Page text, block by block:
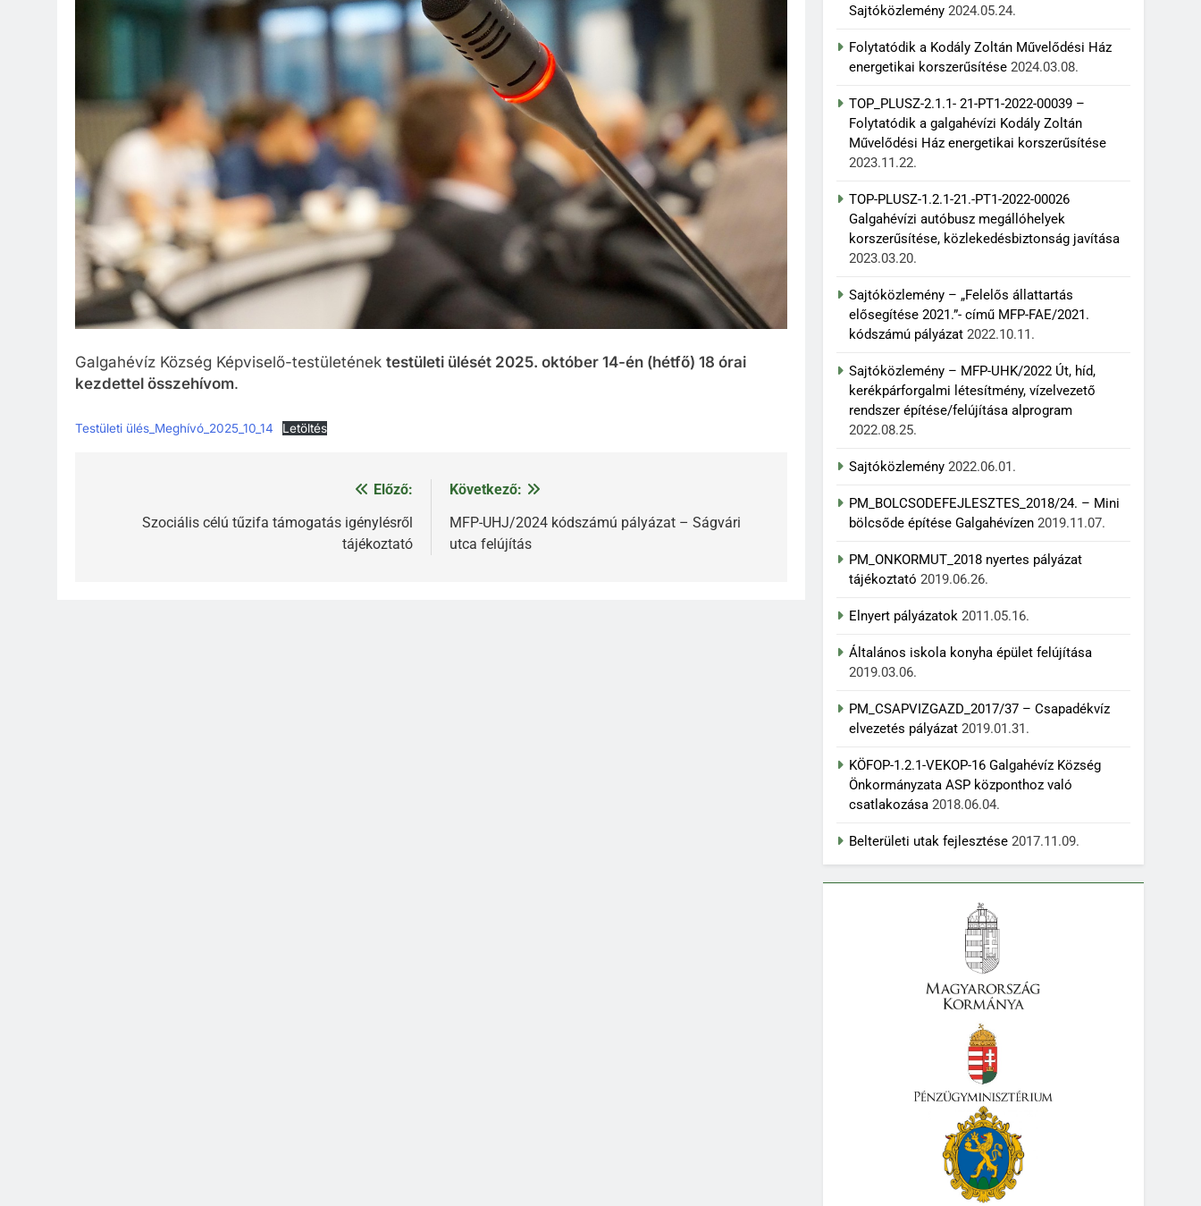
Galgahévíz Község Képviselő-testületének testületi ülését 2025. október 14-én (hétfő) 18 órai
kezdettel összehívom.
Testületi ülés_Meghívó_2025_10_14 Letöltés
navigáció
Előző:
Szociális célú tűzifa támogatás igénylésről
tájékoztató
Következő:
MFP-UHJ/2024 kódszámú pályázat – Ságvári
utca felújítás
Sajtóközlemény 2024.05.24.
Folytatódik a Kodály Zoltán Művelődési Ház
energetikai korszerűsítése 2024.03.08.
TOP_PLUSZ-2.1.1- 21-PT1-2022-00039 –
Folytatódik a galgahévízi Kodály Zoltán
Művelődési Ház energetikai korszerűsítése
2023.11.22.
TOP-PLUSZ-1.2.1-21.-PT1-2022-00026
Galgahévízi autóbusz megállóhelyek
korszerűsítése, közlekedésbiztonság javítása
2023.03.20.
Sajtóközlemény – „Felelős állattartás
elősegítése 2021.”- című MFP-FAE/2021.
kódszámú pályázat 2022.10.11.
Sajtóközlemény – MFP-UHK/2022 Út, híd,
kerékpárforgalmi létesítmény, vízelvezető
rendszer építése/felújítása alprogram
2022.08.25.
Sajtóközlemény 2022.06.01.
PM_BOLCSODEFEJLESZTES_2018/24. – Mini
bölcsőde építése Galgahévízen 2019.11.07.
PM_ONKORMUT_2018 nyertes pályázat
tájékoztató 2019.06.26.
Elnyert pályázatok 2011.05.16.
Általános iskola konyha épület felújítása
2019.03.06.
PM_CSAPVIZGAZD_2017/37 – Csapadékvíz
elvezetés pályázat 2019.01.31.
KÖFOP-1.2.1-VEKOP-16 Galgahévíz Község
Önkormányzata ASP központhoz való
csatlakozása 2018.06.04.
Belterületi utak fejlesztése 2017.11.09.